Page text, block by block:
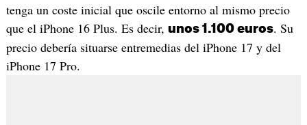
tenga un coste inicial que oscile entorno al mismo precio
que el iPhone 16 Plus. Es decir, unos 1.100 euros. Su
precio debería situarse entremedias del iPhone 17 y del
iPhone 17 Pro.